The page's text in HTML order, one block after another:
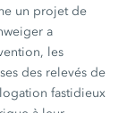
un projet de
a
les
des relevés de
fastidieux